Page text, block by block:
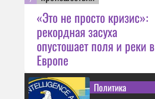
«Это не просто кризис»:
рекордная засуха
опустошает поля и реки в
Европе
Политика